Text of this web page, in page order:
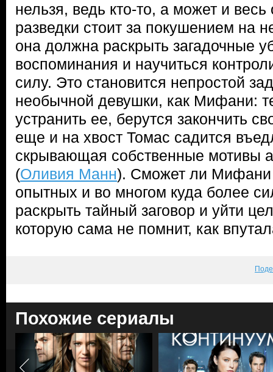
нельзя, ведь кто-то, а может и весь
разведки стоит за покушением на
она должна раскрыть загадочные
воспоминания и научиться
силу. Это становится непростой
необычной девушки, как Мифани:
устранить ее, берутся закончить
еще и на хвост Томас садится
скрывающая собственные мотивы
(Оливия Манн). Сможет ли Мифани
опытных и во многом куда более
раскрыть тайный заговор и уйти
которую сама не помнит, как
Похожие сериалы